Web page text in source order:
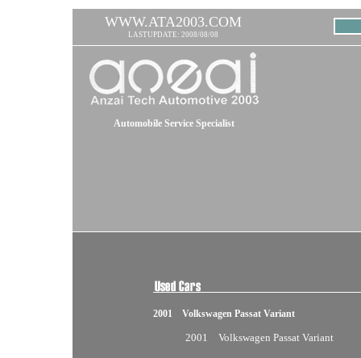
WWW.ATA2003.COM
LASTUPDATE: 2008/08/08
Automobile Service Specialist
2001 Volkswagen Passat Variant
2001 Volkswagen Passat Variant